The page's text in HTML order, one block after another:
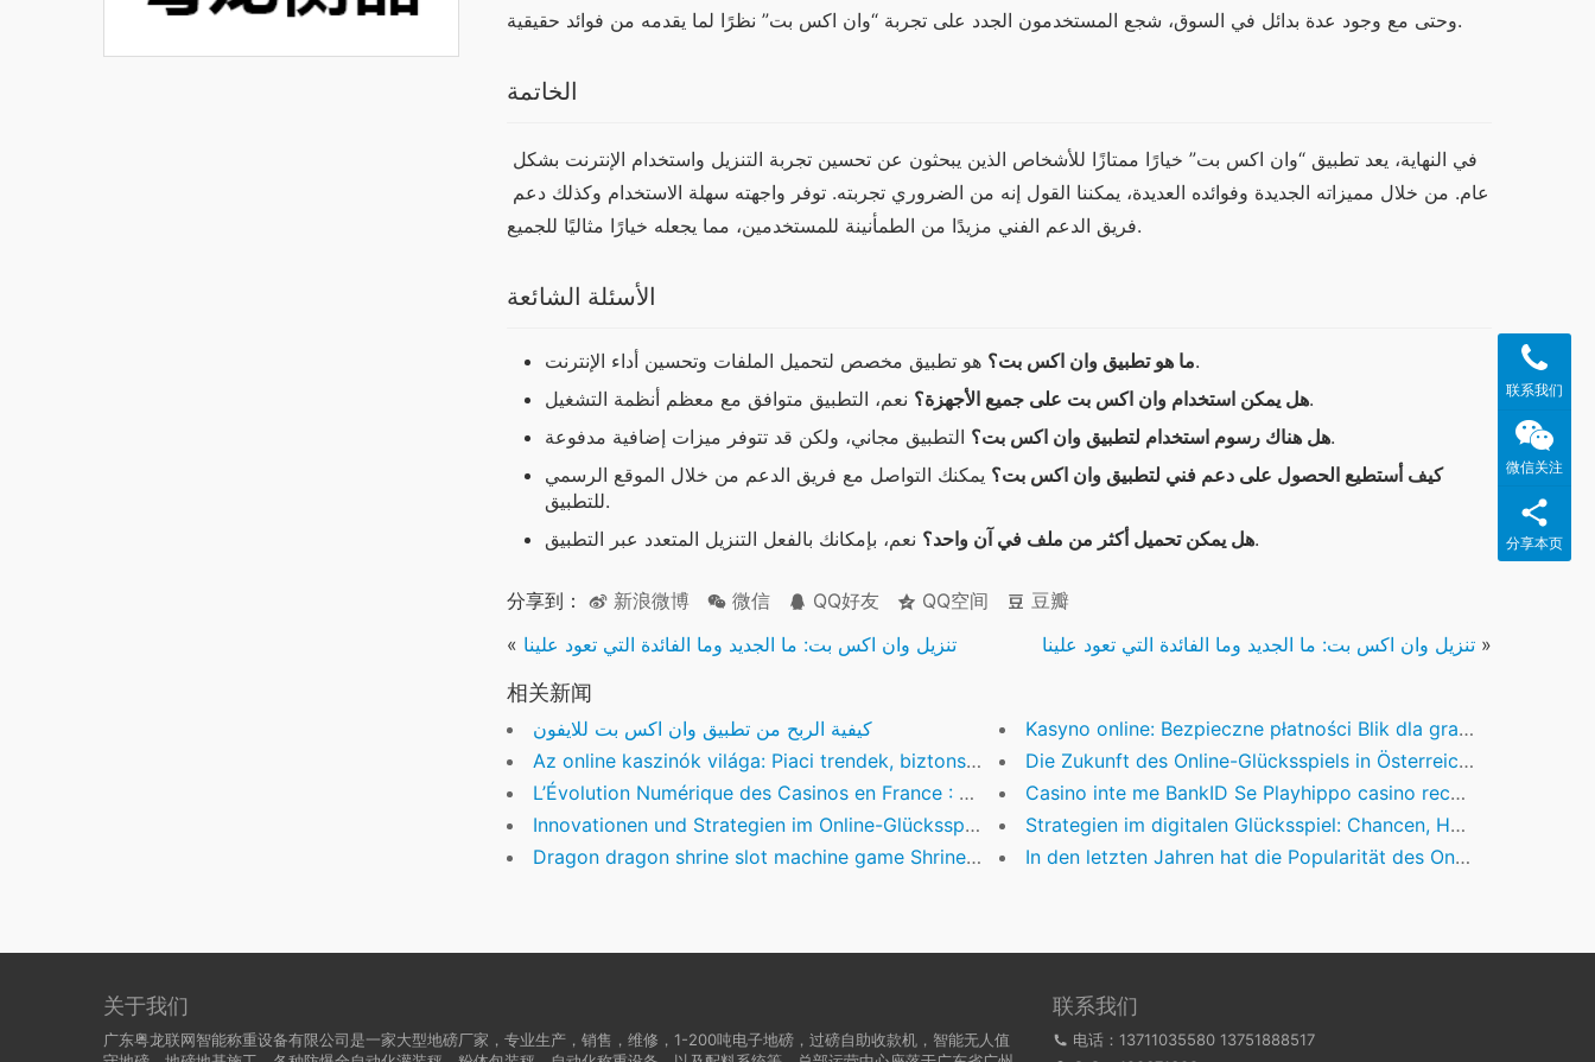
وحتى مع وجود عدة بدائل في السوق، شجع المستخدمون الجدد على تجربة “وان اكس بت” نظرًا لما يقدمه من فوائد حقيقية.
الخاتمة
فريق الدعم الفني مزيدًا من الطمأنينة للمستخدمين، مما يجعله خيارًا مثاليًا للجميع.
الأسئلة الشائعة
ما هو تطبيق وان اكس بت؟هو تطبيق مخصص لتحميل الملفات وتحسين أداء الإنترنت.
هل يمكن استخدام وان اكس بت على جميع الأجهزة؟نعم، التطبيق متوافق مع معظم أنظمة التشغيل.
هل هناك رسوم استخدام لتطبيق وان اكس بت؟التطبيق مجاني، ولكن قد تتوفر ميزات إضافية مدفوعة.
كيف أستطيع الحصول على دعم فني لتطبيق وان اكس بت؟ يمكنك التواصل مع فريق الدعم من خلال الموقع الرسمي
للتطبيق.
هل يمكن تحميل أكثر من ملف في آن واحد؟نعم، بإمكانك بالفعل التنزيل المتعدد عبر التطبيق.
分享到： 新浪微博 微信 QQ好友 QQ空间
豆瓣
« تنزيل وان اكس بت: ما الجديد وما الفائدة التي تعود علينا تنزيل وان اكس بت: ما الجديد وما الفائدة التي تعود علينا »
相关新闻
كيفية الربح من تطبيق وان اكس بت للايفون
Kasyno online: Bezpieczne płatności Blik dla graczy
Az online kaszinók világa: Piaci trendek, biztonság és innováció
Die Zukunft des Online-Glücksspiels in Österreich: Innovationen und Verantwortungsbewusstsein
L’Évolution Numérique des Casinos en France : La Crédibilité et l’Innovation
Casino inte me BankID Se Playhippo casino recensioner spela bästa casinon icke 6 Million Dollar Herre spelautomat med Sandre Uppslag 2026 Costa Rica
Innovationen und Strategien im Online-Glücksspiel 2024: Der Weg zu verantwortungsvollem Spiel
Strategien im digitalen Glücksspiel: Chancen, Herausforderungen und der richtige Umgang mit Bonusangeboten
Dragon dragon shrine slot machine game Shrine Position
In den letzten Jahren hat die Popularität des Online-Glücksspiels einen bemerkenswerten Aufschwung e
关于我们
广东粤龙联网智能称重设备有限公司是一家大型地磅厂家，专业生产，销售，维修，1-200吨电子地磅，过磅自助收款机，智能无人值
联系我们
电话：13711035580 13751888517
联系我们
微信关注
分享本页